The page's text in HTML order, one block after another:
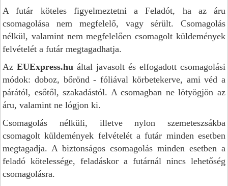
A futár köteles figyelmeztetni a Feladót, ha az áru
csomagolása nem megfelelő, vagy sérült. Csomagolás
nélkül, valamint nem megfelelően csomagolt küldemények
felvételét a futár megtagadhatja.
Az EUExpress.hu által javasolt és elfogadott csomagolási
módok: doboz, bőrönd - fóliával körbetekerve, ami véd a
párától, esőtől, szakadástól. A csomagban ne lötyögjön az
áru, valamint ne lógjon ki.
Csomagolás nélküli, illetve nylon szemeteszsákba
csomagolt küldemények felvételét a futár minden esetben
megtagadja. A biztonságos csomagolás minden esetben a
feladó kötelessége, feladáskor a futárnál nincs lehetőség
csomagolásra.